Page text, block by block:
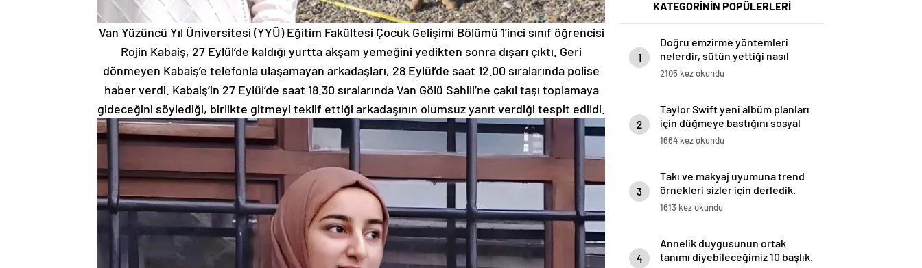
Van Yüzüncü Yıl Üniversitesi (YYÜ) Eğitim Fakültesi Çocuk Gelişimi Bölümü 1’inci sınıf öğrencisi
Rojin Kabaiş, 27 Eylül’de kaldığı yurtta akşam yemeğini yedikten sonra dışarı çıktı. Geri
dönmeyen Kabaiş’e telefonla ulaşamayan arkadaşları, 28 Eylül’de saat 12.00 sıralarında polise
haber verdi. Kabaiş’in 27 Eylül’de saat 18.30 sıralarında Van Gölü Sahili’ne çakıl taşı toplamaya
gideceğini söylediği, birlikte gitmeyi teklif ettiği arkadaşının olumsuz yanıt verdiği tespit edildi.
KATEGORİNİN POPÜLERLERİ
1
Doğru emzirme yöntemleri
nelerdir, sütün yettiği nasıl
anlaşılır?
2105 kez okundu
2
Taylor Swift yeni albüm planları
için düğmeye bastığını sosyal
medyadan duyurdu!
1664 kez okundu
3
Takı ve makyaj uyumuna trend
örnekleri sizler için derledik.
1613 kez okundu
4
Annelik duygusunun ortak
tanımı diyebileceğimiz 10 başlık.